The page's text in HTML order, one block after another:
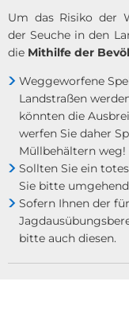
Um das Risiko der
der Seuche in den
die Mithilfe der
Weggeworfene
Landstraßen
könnten die
werfen Sie daher
Müllbehältern weg!
Sollten Sie ein
Sie bitte
Sofern Ihnen der
bitte auch diesen.